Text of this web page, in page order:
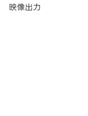
映像出力